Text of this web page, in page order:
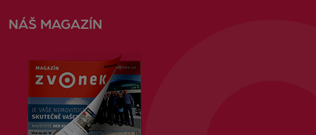
NÁŠ MAGAZÍN